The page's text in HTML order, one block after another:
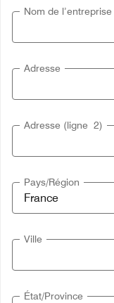
Nom de l’entreprise
Adresse
Adresse (ligne 2)
Pays/Région
Ville
État/Province